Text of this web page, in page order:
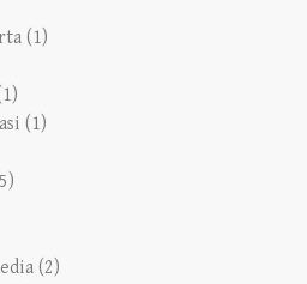
(1)
(1)
(2)